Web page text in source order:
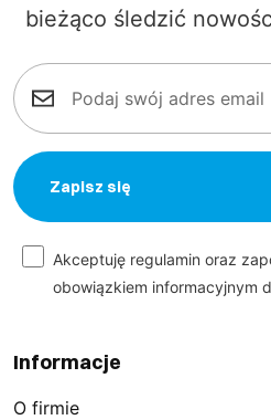
bieżąco śledzić
Zapisz się
Akceptuję regulamin oraz
obowiązkiem informacyjnym
Informacje
O firmie